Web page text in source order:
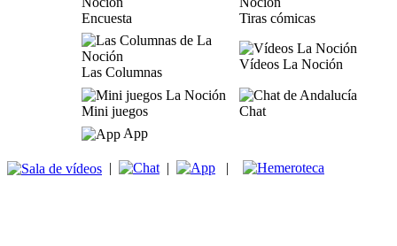
Encuesta Tiras cómicas
Las Columnas
Vídeos La Noción
Mini juegos
Chat
App
| | |